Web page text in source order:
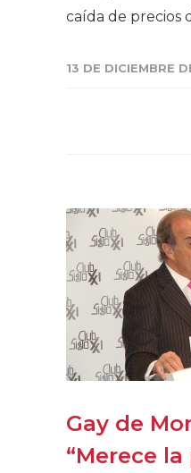
caída de precios
13 DE DICIEMBRE
Gay de
“Merece la